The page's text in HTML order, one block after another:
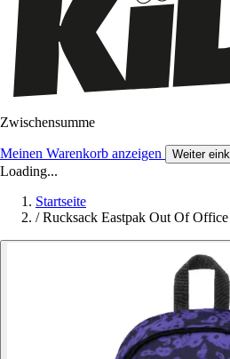
Zwischensumme
Meinen Warenkorb anzeigen Weiter
Loading...
Startseite
/ Rucksack Eastpak Out Of Office